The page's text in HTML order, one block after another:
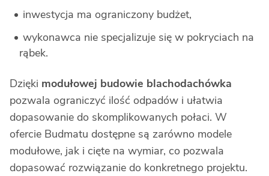
inwestycja ma ograniczony budżet,
wykonawca nie specjalizuje się w pokryciach na
rąbek.
Dzięki modułowej budowie blachodachówka
pozwala ograniczyć ilość odpadów i ułatwia
dopasowanie do skomplikowanych połaci. W
ofercie Budmatu dostępne są zarówno modele
modułowe, jak i cięte na wymiar, co pozwala
dopasować rozwiązanie do konkretnego projektu.